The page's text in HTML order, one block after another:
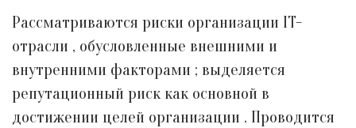
Рассматриваются риски организации IT-
отрасли , обусловленные внешними и
внутренними факторами ; выделяется
репутационный риск как основной в
достижении целей организации . Проводится